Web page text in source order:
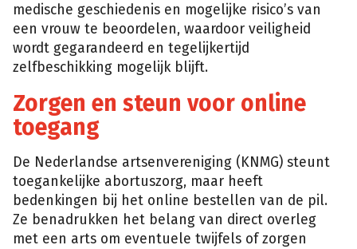
medische geschiedenis en mogelijke risico’s van
een vrouw te beoordelen, waardoor veiligheid
wordt gegarandeerd en tegelijkertijd
zelfbeschikking mogelijk blijft.
Zorgen en steun voor online
toegang
De Nederlandse artsenvereniging (KNMG) steunt
toegankelijke abortuszorg, maar heeft
bedenkingen bij het online bestellen van de pil.
Ze benadrukken het belang van direct overleg
met een arts om eventuele twijfels of zorgen